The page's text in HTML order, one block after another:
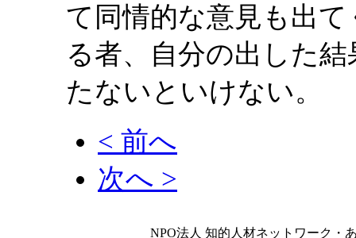
て同情的な意見も出
る者、自分の出した
たないといけない。
< 前へ
次へ >
NPO法人 知的人材ネットワーク・